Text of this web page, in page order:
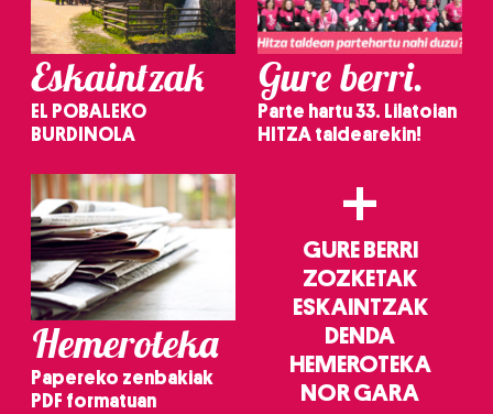
Eskaintzak
EL POBALEKO
BURDINOLA
Gure berri.
Parte hartu 33. Lilatoian
HITZA taldearekin!
Hemeroteka
Papereko zenbakiak
PDF formatuan
+
GURE BERRI
ZOZKETAK
ESKAINTZAK
DENDA
HEMEROTEKA
NOR GARA